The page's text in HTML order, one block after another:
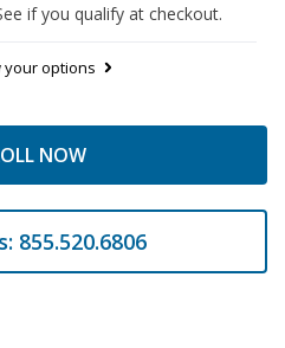
if you qualify at checkout.
your options
NOW
855.520.6806